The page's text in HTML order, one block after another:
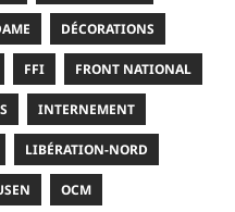
DÉCORATIONS
FFI FRONT NATIONAL
INTERNEMENT
LIBÉRATION-NORD
OCM